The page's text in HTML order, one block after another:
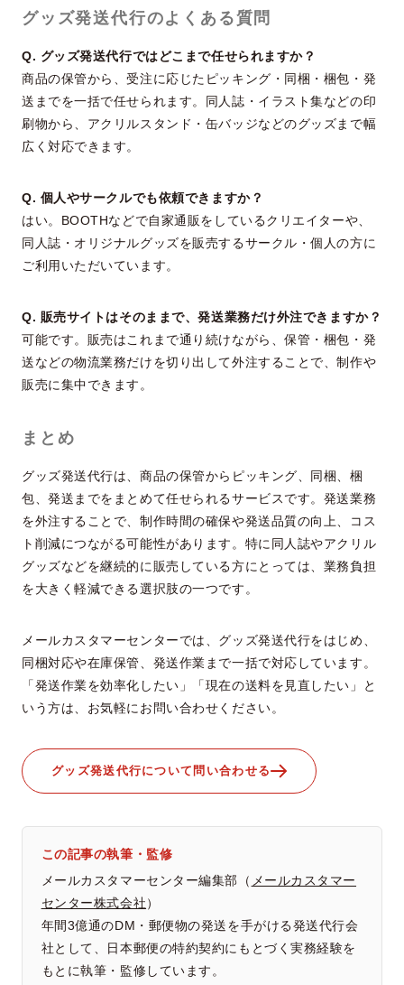
グッズ発送代行のよくある質問
Q. グッズ発送代行ではどこまで任せられますか？
商品の保管から、受注に応じたピッキング・同梱・梱包・発
送までを一括で任せられます。同人誌・イラスト集などの印
刷物から、アクリルスタンド・缶バッジなどのグッズまで幅
広く対応できます。
Q. 個人やサークルでも依頼できますか？
はい。BOOTHなどで自家通販をしているクリエイターや、
同人誌・オリジナルグッズを販売するサークル・個人の方に
ご利用いただいています。
Q. 販売サイトはそのままで、発送業務だけ外注できますか？
可能です。販売はこれまで通り続けながら、保管・梱包・発
送などの物流業務だけを切り出して外注することで、制作や
販売に集中できます。
まとめ
グッズ発送代行は、商品の保管からピッキング、同梱、梱
包、発送までをまとめて任せられるサービスです。発送業務
を外注することで、制作時間の確保や発送品質の向上、コス
ト削減につながる可能性があります。特に同人誌やアクリル
グッズなどを継続的に販売している方にとっては、業務負担
を大きく軽減できる選択肢の一つです。
メールカスタマーセンターでは、グッズ発送代行をはじめ、
同梱対応や在庫保管、発送作業まで一括で対応しています。
「発送作業を効率化したい」「現在の送料を見直したい」と
いう方は、お気軽にお問い合わせください。
グッズ発送代行について問い合わせる
この記事の執筆・監修
メールカスタマーセンター編集部（ メールカスタマー
センター株式会社）
年間3億通のDM・郵便物の発送を手がける発送代行会
社として、日本郵便の特約契約にもとづく実務経験を
もとに執筆・監修しています。